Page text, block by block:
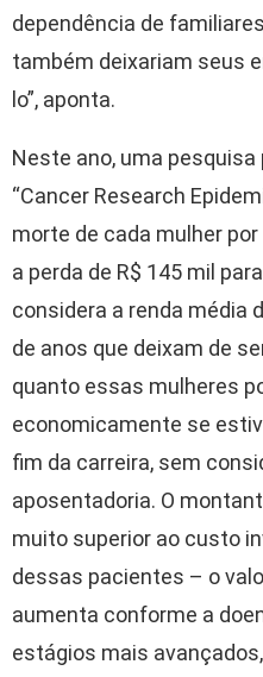
dependência de
também deixariam seus
lo”, aponta.
Neste ano, uma
“Cancer Research
morte de cada mulher
a perda de R$ 145 mil
considera a renda média
de anos que deixam de
quanto essas mulheres
economicamente se
fim da carreira, sem
aposentadoria. O
muito superior ao custo
dessas pacientes – o
aumenta conforme a
estágios mais